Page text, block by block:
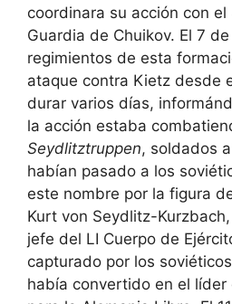
coordinara su acción con el
Guardia de Chuikov. El 7
regimientos de esta
ataque contra Kietz desde
durar varios días,
la acción estaba
Seydlitztruppen, soldados
habían pasado a los
este nombre por la figura
Kurt von Seydlitz-
jefe del LI Cuerpo de
capturado por los
había convertido en el líder